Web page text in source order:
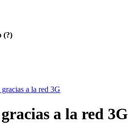
(?)
a la red 3G
a la red 3G